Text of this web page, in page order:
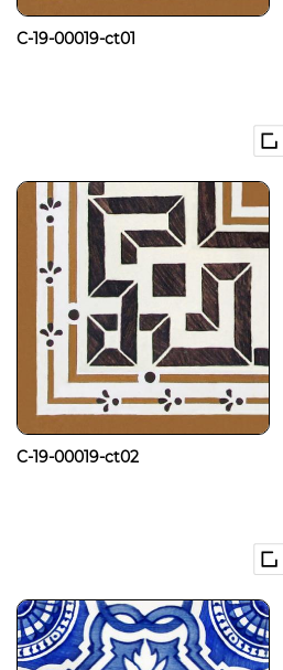
C-19-00019-ct01
C-19-00019-ct02